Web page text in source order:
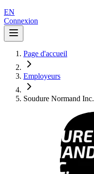
EN
Connexion
Page d'accueil
Employeurs
Soudure Normand Inc.